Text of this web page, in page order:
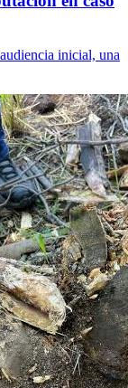
inicial, una